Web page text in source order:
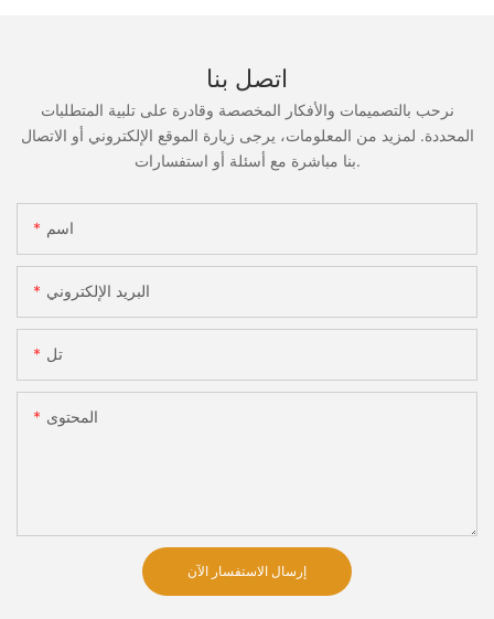
اتصل بنا
نرحب بالتصميمات والأفكار المخصصة وقادرة على تلبية المتطلبات
المحددة. لمزيد من المعلومات، يرجى زيارة الموقع الإلكتروني أو الاتصال
بنا مباشرة مع أسئلة أو استفسارات.
اسم
البريد الإلكتروني
تل
المحتوى
إرسال الاستفسار الآن